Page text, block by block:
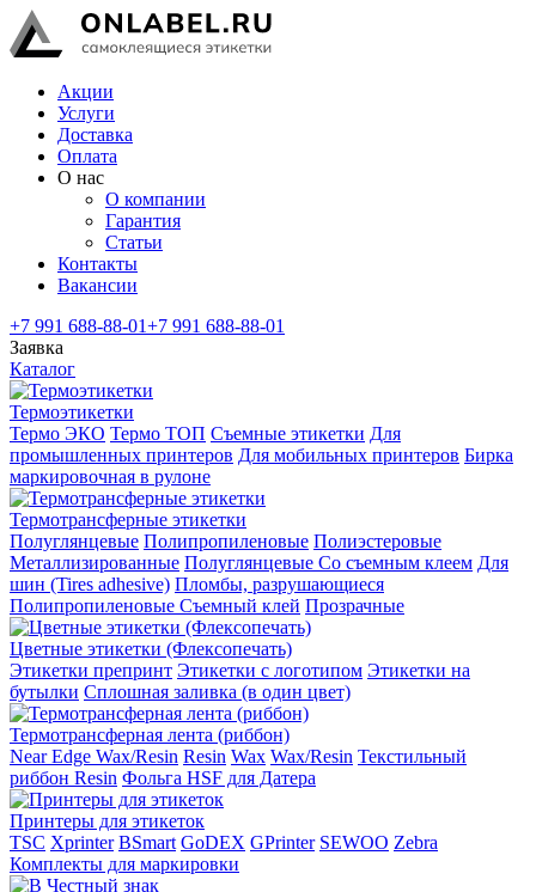
Акции
Услуги
Доставка
Оплата
О нас
О компании
Гарантия
Статьи
Контакты
Вакансии
+7 991 688-88-01+7 991 688-88-01
Заявка
Каталог
Термоэтикетки
Термо ЭКО Термо ТОП Съемные этикетки Для
промышленных принтеров Для мобильных принтеров Бирка
маркировочная в рулоне
Термотрансферные этикетки
Полуглянцевые Полипропиленовые Полиэстеровые
Металлизированные Полуглянцевые Со съемным клеем Для
шин (Tires adhesive) Пломбы, разрушающиеся
Полипропиленовые Съемный клей Прозрачные
Цветные этикетки (Флексопечать)
Этикетки препринт Этикетки с логотипом Этикетки на
бутылки Сплошная заливка (в один цвет)
Термотрансферная лента (риббон)
Near Edge Wax/Resin Resin Wax Wax/Resin Текстильный
риббон Resin Фольга HSF для Датера
Принтеры для этикеток
TSC Xprinter BSmart GoDEX GPrinter SEWOO Zebra
Комплекты для маркировки